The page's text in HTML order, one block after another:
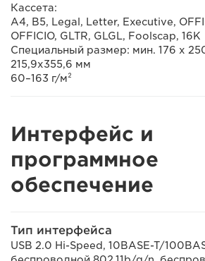
Кассета:
A4, B5, Legal, Letter, Executive,
OFFICIO, GLTR, GLGL, Foolscap, 16K
Специальный размер: мин. 176 х
215,9х355,6 мм
60–163 г/м²
Интерфейс и
программное
обеспечение
Тип интерфейса
USB 2.0 Hi-Speed, 10BASE-T/